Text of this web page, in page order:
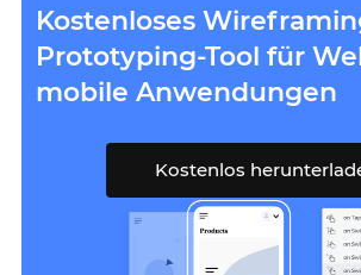
Kostenloses
Prototyping-Tool für
mobile Anwendungen
Kostenlos